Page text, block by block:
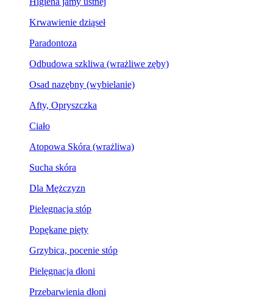
Krwawienie dziąseł
Paradontoza
Odbudowa szkliwa (wrażliwe zęby)
Osad nazębny (wybielanie)
Afty, Opryszczka
Ciało
Atopowa Skóra (wrażliwa)
Sucha skóra
Dla Mężczyzn
Pielęgnacja stóp
Popękane pięty
Grzybica, pocenie stóp
Pielęgnacja dłoni
Przebarwienia dłoni